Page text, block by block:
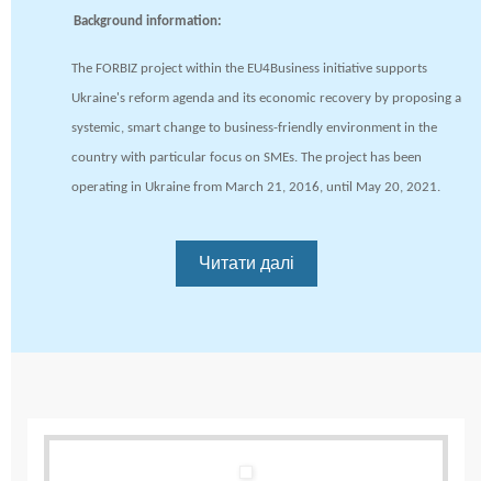
Background information:
The FORBIZ project within the EU4Business initiative supports
Ukraine's reform agenda and its economic recovery by proposing a
systemic, smart change to business-friendly environment in the
country with particular focus on SMEs. The project has been
operating in Ukraine from March 21, 2016, until May 20, 2021.
Читати далі